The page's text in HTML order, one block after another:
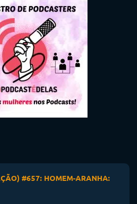
#657: HOMEM-ARANHA: